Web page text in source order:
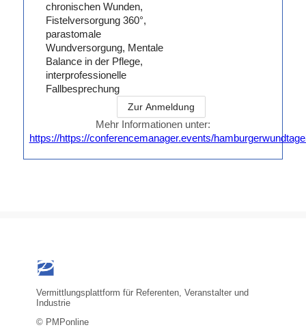
chronischen Wunden,
Fistelversorgung 360°,
parastomale
Wundversorgung, Mentale
Balance in der Pflege,
interprofessionelle
Fallbesprechung
Zur Anmeldung
Mehr Informationen unter:
https://https://conferencemanager.events/
Vermittlungsplattform für Referenten, Veranstalter und
Industrie
© PMPonline